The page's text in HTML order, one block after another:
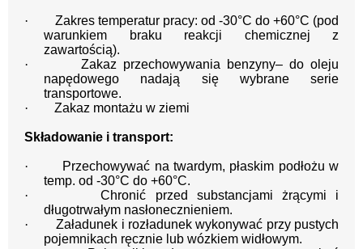
·
Zakres temperatur pracy: od -30°C do +60°C (pod
warunkiem braku reakcji chemicznej z
zawartością).
·
Zakaz przechowywania benzyny– do oleju
napędowego nadają się wybrane serie
transportowe.
·
Zakaz montażu w ziemi
Składowanie i transport:
·
Przechowywać na twardym, płaskim podłożu w
temp. od -30°C do +60°C.
·
Chronić przed substancjami żrącymi i
długotrwałym nasłonecznieniem.
·
Załadunek i rozładunek wykonywać przy pustych
pojemnikach ręcznie lub wózkiem widłowym.